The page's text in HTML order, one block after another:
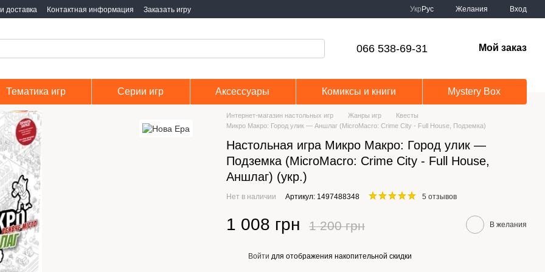
доставка Контактная информация Заказать игру Укр Рус Желания Вход
066 538-69-31 Мой заказ
Тематика игр Серии игр Аксессуары Комиксы и книги Mystery Box
Интернет-магазин настольных игр Жанры игр
Квесты
Микро Макро: Город улик — Аншлаг (MicroMacro: Crime City - Full House, Подземка)
Настольная игра Микро Макро: Город улик —
Подземка (MicroMacro: Crime City - Full House,
Аншлаг) (укр.)
Нет в наличии Артикул: 1497488348 5 отзывов
1 008 грн 1 200 грн В желания
Войти для отображения накопительной скидки